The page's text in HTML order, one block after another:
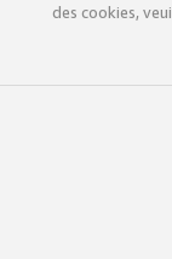
des cookies,